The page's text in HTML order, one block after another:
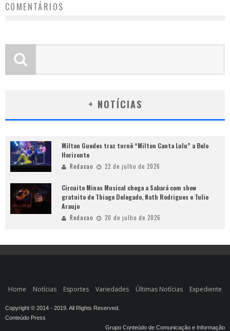
COMENTÁRIOS
+ NOTÍCIAS
Milton Guedes traz turnê “Milton Canta Lulu” a Belo
Horizonte
Redacao 22 de julho de 2026
Circuito Minas Musical chega a Sabará com show
gratuito de Thiago Delegado, Nath Rodrigues e Tulio
Araujo
Redacao 20 de julho de 2026
Home Notícias Esportes Variedades Últimas Notícias Expediente
Copyright © 2014 - 2019. All Rights Reserved.
Conteúdo Press
Grupo Conteúdo de Comunicação e Informação